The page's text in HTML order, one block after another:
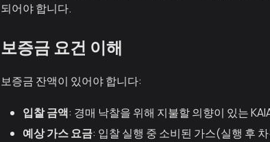
되어야 합니다.
보증금 요건 이해
보증금 잔액이 있어야 합니다:
입찰 금액: 경매 낙찰을 위해 지불할 의향이 있는
예상 가스 요금: 입찰 실행 중 소비된 가스(실행 후